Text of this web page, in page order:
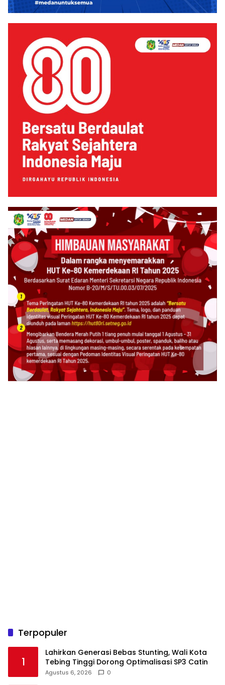
Terpopuler
1
Lahirkan Generasi Bebas Stunting, Wali Kota
Tebing Tinggi Dorong Optimalisasi SP3 Catin
Agustus 6, 2026 0